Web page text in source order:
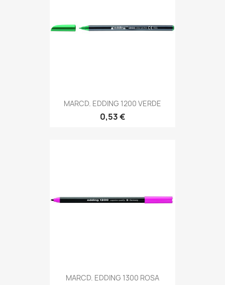
MARCD. EDDING 1200 VERDE
0,53 €
MARCD. EDDING 1300 ROSA